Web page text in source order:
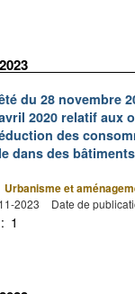
du 28 novembre
2020 relatif aux
des
dans des
Urbanisme et
2023
Date de
1